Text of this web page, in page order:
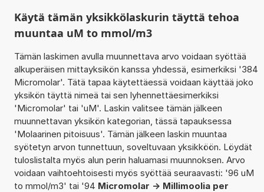
Käytä tämän yksikkölaskurin täyttä tehoa
muuntaa uM to mmol/m3
Tämän laskimen avulla muunnettava arvo voidaan syöttää
alkuperäisen mittayksikön kanssa yhdessä, esimerkiksi '384
Micromolar'. Tätä tapaa käytettäessä voidaan käyttää joko
yksikön täyttä nimeä tai sen lyhennettäesimerkiksi
'Micromolar' tai 'uM'. Laskin valitsee tämän jälkeen
muunnettavan yksikön kategorian, tässä tapauksessa
'Molaarinen pitoisuus'. Tämän jälkeen laskin muuntaa
syötetyn arvon tunnettuun, soveltuvaan yksikköön. Löydät
tuloslistalta myös alun perin haluamasi muunnoksen. Arvo
voidaan vaihtoehtoisesti myös syöttää seuraavasti: '96 uM
to mmol/m3' tai '94 Micromolar -> Millimoolia per